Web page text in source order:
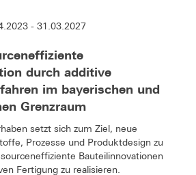
- 31.03.2027
durch additive
im bayerischen und
Grenzraum
setzt sich zum Ziel, neue
Prozesse und Produktdesign zu
Bauteilinnovationen
Fertigung zu realisieren.